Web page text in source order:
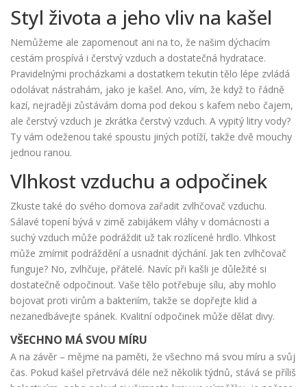
Styl života a jeho vliv na kašel
Nemůžeme ale zapomenout ani na to, že našim dýchacím
cestám prospívá i čerstvý vzduch a dostatečná hydratace.
Pravidelnými procházkami a dostatkem tekutin tělo lépe zvládá
odolávat nástrahám, jako je kašel. Ano, vím, že když to řádně
kazí, nejraději zůstávám doma pod dekou s kafem nebo čajem,
ale čerstvý vzduch je zkrátka čerstvý vzduch. A vypitý litry vody?
Ty vám odeženou také spoustu jiných potíží, takže dvě mouchy
jednou ranou.
Vlhkost vzduchu a odpočinek
Zkuste také do svého domova zařadit zvlhčovač vzduchu.
Sálavé topení bývá v zimě zabijákem vláhy v domácnosti a
suchý vzduch může podráždit už tak rozlícené hrdlo. Vlhkost
může zmírnit podráždění a usnadnit dýchání. Jak ten zvlhčovač
funguje? No, zvlhčuje, přátelé. Navíc při kašli je důležité si
dostatečně odpočinout. Vaše tělo potřebuje sílu, aby mohlo
bojovat proti virům a bakteriím, takže se dopřejte klid a
nezanedbávejte spánek. Kvalitní odpočinek může dělat divy.
VŠECHNO MÁ SVOU MÍRU
A na závěr – mějme na paměti, že všechno má svou míru a svůj
čas. Pokud kašel přetrvává déle než několik týdnů, stává se příliš